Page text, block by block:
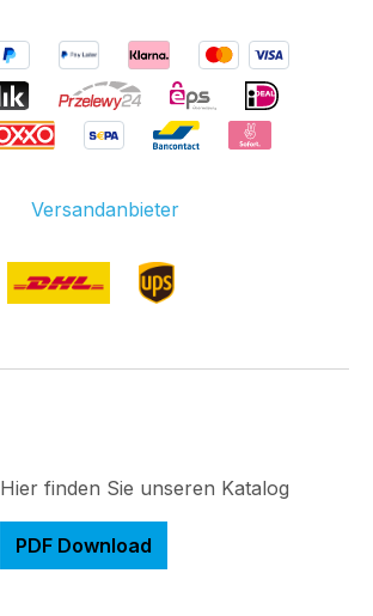
Versandanbieter
Hier finden Sie unseren Katalog
PDF Download